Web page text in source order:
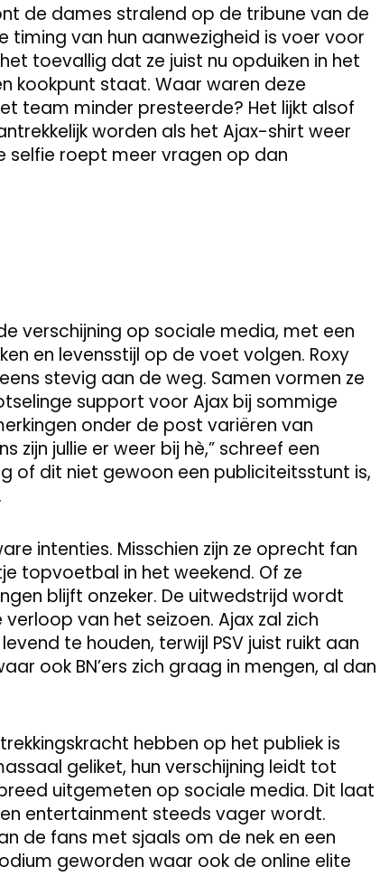
de dames stralend op de tribune van de
timing van hun aanwezigheid is voer voor
toevallig dat ze juist nu opduiken in het
kookpunt staat. Waar waren deze
team minder presteerde? Het lijkt alsof
worden als het Ajax-shirt weer
selfie roept meer vragen op dan
verschijning op sociale media, met een
en levensstijl op de voet volgen. Roxy
stevig aan de weg. Samen vormen ze
support voor Ajax bij sommige
onder de post variëren van
zijn jullie er weer bij hè,” schreef een
of dit niet gewoon een publiciteitsstunt is,
intenties. Misschien zijn ze oprecht fan
topvoetbal in het weekend. Of ze
blijft onzeker. De uitwedstrijd wordt
van het seizoen. Ajax zal zich
te houden, terwijl PSV juist ruikt aan
ook BN’ers zich graag in mengen, al dan
hebben op het publiek is
geliket, hun verschijning leidt tot
uitgemeten op sociale media. Dit laat
entertainment steeds vager wordt.
de fans met sjaals om de nek en een
geworden waar ook de online elite